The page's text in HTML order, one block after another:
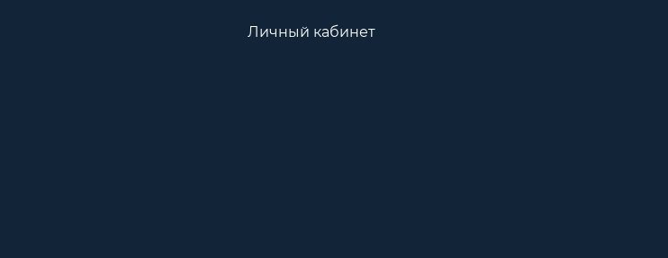
Личный кабинет